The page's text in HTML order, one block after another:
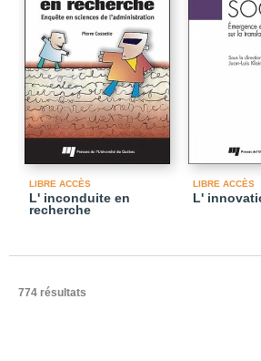
LIBRE ACCÈS
L' inconduite en
recherche
LIBRE ACCÈS
L'
774 résultats